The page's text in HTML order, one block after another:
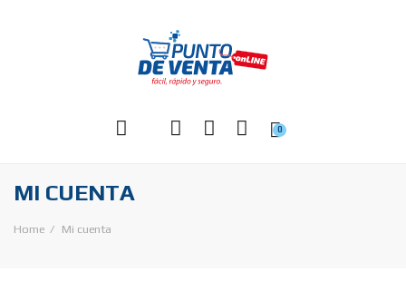
0
MI CUENTA
Home Mi cuenta